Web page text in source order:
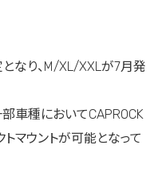
なり、M/XL/XXLが7月発
車種においてCAPROCK
マウントが可能となって